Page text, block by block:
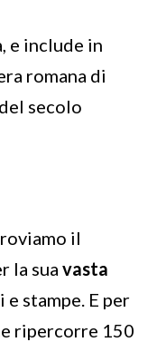
e include in
romana di
secolo
il
la sua vasta
e stampe. E per
ripercorre 150